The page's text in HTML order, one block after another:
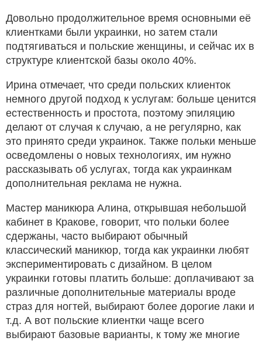
Довольно продолжительное время основными её
клиентками были украинки, но затем стали
подтягиваться и польские женщины, и сейчас их в
структуре клиентской базы около 40%.
Ирина отмечает, что среди польских клиенток
немного другой подход к услугам: больше ценится
естественность и простота, поэтому эпиляцию
делают от случая к случаю, а не регулярно, как
это принято среди украинок. Также польки меньше
осведомлены о новых технологиях, им нужно
рассказывать об услугах, тогда как украинкам
дополнительная реклама не нужна.
Мастер маникюра Алина, открывшая небольшой
кабинет в Кракове, говорит, что польки более
сдержаны, часто выбирают обычный
классический маникюр, тогда как украинки любят
экспериментировать с дизайном. В целом
украинки готовы платить больше: доплачивают за
различные дополнительные материалы вроде
страз для ногтей, выбирают более дорогие лаки и
т.д. А вот польские клиентки чаще всего
выбирают базовые варианты, к тому же многие